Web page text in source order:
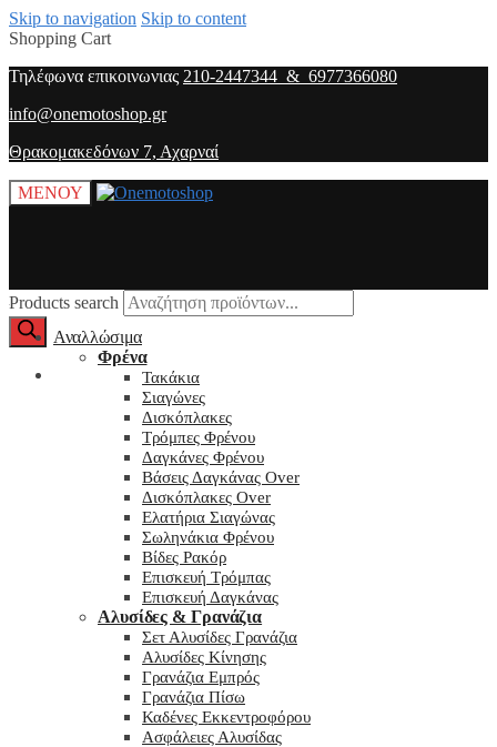
Skip to navigation Skip to content
Shopping Cart
Τηλέφωνα επικοινωνιας 210-2447344 & 6977366080
info@onemotoshop.gr
Θρακομακεδόνων 7, Αχαρναί
ΜΕΝΟΥ
Products search
O λογαριασμός μου
Αναλλώσιμα
Φρένα
Τακάκια
Σιαγώνες
Δισκόπλακες
Τρόμπες Φρένου
Δαγκάνες Φρένου
Βάσεις Δαγκάνας Over
Δισκόπλακες Over
Ελατήρια Σιαγώνας
Σωληνάκια Φρένου
Βίδες Ρακόρ
Επισκευή Τρόμπας
Επισκευή Δαγκάνας
Αλυσίδες & Γρανάζια
Σετ Αλυσίδες Γρανάζια
Αλυσίδες Κίνησης
Γρανάζια Εμπρός
Γρανάζια Πίσω
Καδένες Εκκεντροφόρου
Ασφάλειες Αλυσίδας